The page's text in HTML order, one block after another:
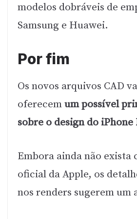
modelos dobráveis de
Samsung e Huawei.
Por fim
Os novos arquivos CAD
oferecemum possível
sobre o design do iPhone
Embora ainda não exista
oficial da Apple, os
nos renders sugerem um